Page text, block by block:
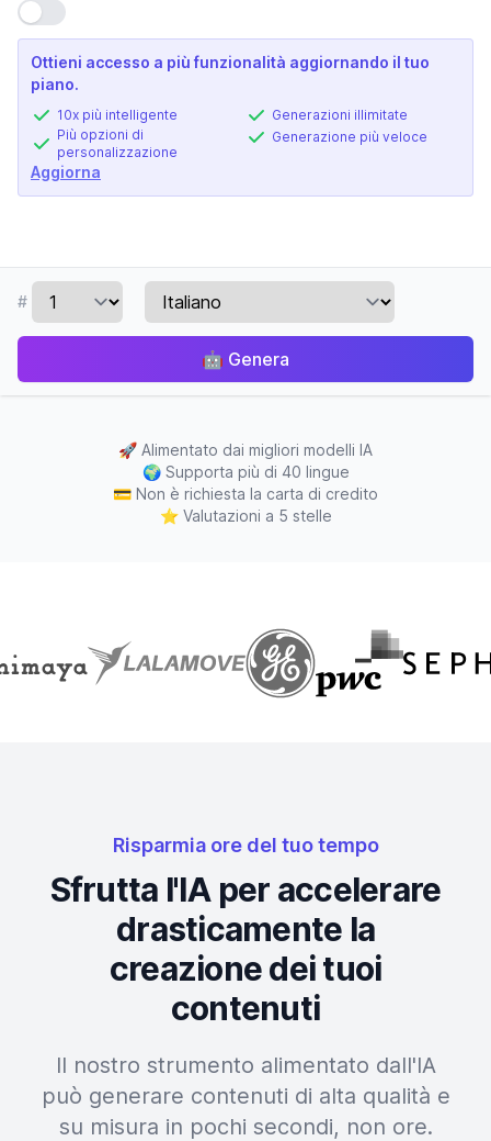
Usa impostazione
Ottieni accesso a più funzionalità aggiornando il tuo
piano.
10x più intelligente
Più opzioni di
personalizzazione
Generazioni illimitate
Generazione più veloce
Aggiorna
#
🤖 Genera
🚀 Alimentato dai migliori modelli IA
🌍 Supporta più di 40 lingue
💳 Non è richiesta la carta di credito
⭐ Valutazioni a 5 stelle
Risparmia ore del tuo tempo
Sfrutta l'IA per accelerare
drasticamente la
creazione dei tuoi
contenuti
Il nostro strumento alimentato dall'IA
può generare contenuti di alta qualità e
su misura in pochi secondi, non ore.